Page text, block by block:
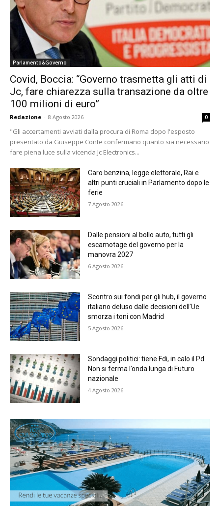
Parlamento&Governo
Covid, Boccia: “Governo trasmetta gli atti di
Jc, fare chiarezza sulla transazione da oltre
100 milioni di euro”
Redazione - 8 Agosto 2026 0
"Gli accertamenti avviati dalla procura di Roma dopo l'esposto
presentato da Giuseppe Conte confermano quanto sia necessario
fare piena luce sulla vicenda Jc Electronics...
Caro benzina, legge elettorale, Rai e
altri punti cruciali in Parlamento dopo le
ferie
7 Agosto 2026
Dalle pensioni al bollo auto, tutti gli
escamotage del governo per la
manovra 2027
6 Agosto 2026
Scontro sui fondi per gli hub, il governo
italiano deluso dalle decisioni dell’Ue
smorza i toni con Madrid
5 Agosto 2026
Sondaggi politici: tiene Fdi, in calo il Pd.
Non si ferma l’onda lunga di Futuro
nazionale
4 Agosto 2026